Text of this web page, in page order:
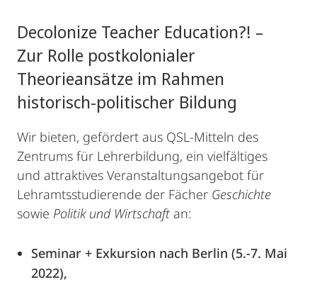
Decolonize Teacher Education?! –
Zur Rolle postkolonialer
Theorieansätze im Rahmen
historisch-politischer Bildung
Wir bieten, gefördert aus QSL-Mitteln des
Zentrums für Lehrerbildung, ein vielfältiges
und attraktives Veranstaltungsangebot für
Lehramtsstudierende der Fächer Geschichte
sowie Politik und Wirtschaft an:
Seminar + Exkursion nach Berlin (5.-7. Mai
2022),